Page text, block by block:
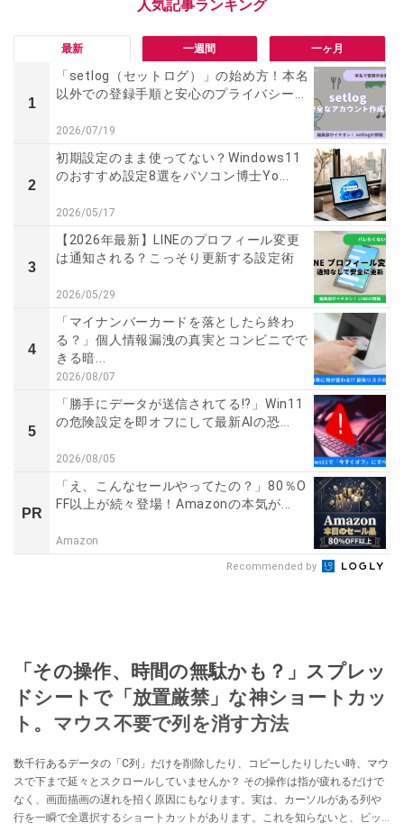
最新 一週間 一ヶ月
1
「setlog（セットログ）」の始め方！本名
以外での登録手順と安心のプライバシー...
2026/07/19
2
初期設定のまま使ってない？Windows11
のおすすめ設定8選をパソコン博士Yo...
2026/05/17
3
【2026年最新】LINEのプロフィール変更
は通知される？こっそり更新する設定術
2026/05/29
4
「マイナンバーカードを落としたら終わ
る？」個人情報漏洩の真実とコンビニでで
きる暗...
2026/08/07
5
「勝手にデータが送信されてる!?」Win11
の危険設定を即オフにして最新AIの恐...
2026/08/05
PR
「え、こんなセールやってたの？」80％O
FF以上が続々登場！Amazonの本気が...
Amazon
Recommended by
「その操作、時間の無駄かも？」スプレッ
ドシートで「放置厳禁」な神ショートカッ
ト。マウス不要で列を消す方法
数千行あるデータの「C列」だけを削除したり、コピーしたりしたい時、マウ
スで下まで延々とスクロールしていませんか？ その操作は指が疲れるだけで
なく、画面描画の遅れを招く原因にもなります。実は、カーソルがある列や
行を一瞬で全選択するショートカットがあります。これを知らないと、ビッ